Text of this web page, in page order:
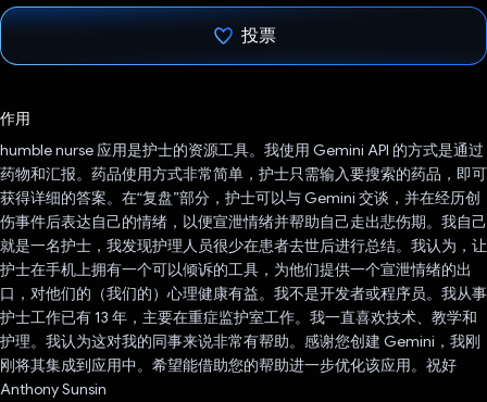
投票
作用
humble nurse 应用是护士的资源工具。我使用 Gemini API 的方式是通过
药物和汇报。药品使用方式非常简单，护士只需输入要搜索的药品，即可
获得详细的答案。在“复盘”部分，护士可以与 Gemini 交谈，并在经历创
伤事件后表达自己的情绪，以便宣泄情绪并帮助自己走出悲伤期。我自己
就是一名护士，我发现护理人员很少在患者去世后进行总结。我认为，让
护士在手机上拥有一个可以倾诉的工具，为他们提供一个宣泄情绪的出
口，对他们的（我们的）心理健康有益。我不是开发者或程序员。我从事
护士工作已有 13 年，主要在重症监护室工作。我一直喜欢技术、教学和
护理。我认为这对我的同事来说非常有帮助。感谢您创建 Gemini，我刚
刚将其集成到应用中。希望能借助您的帮助进一步优化该应用。祝好
Anthony Sunsin